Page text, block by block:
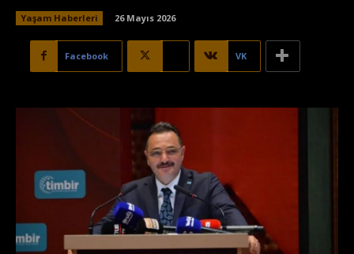
Yaşam Haberleri 26 Mayıs 2026
Facebook VK